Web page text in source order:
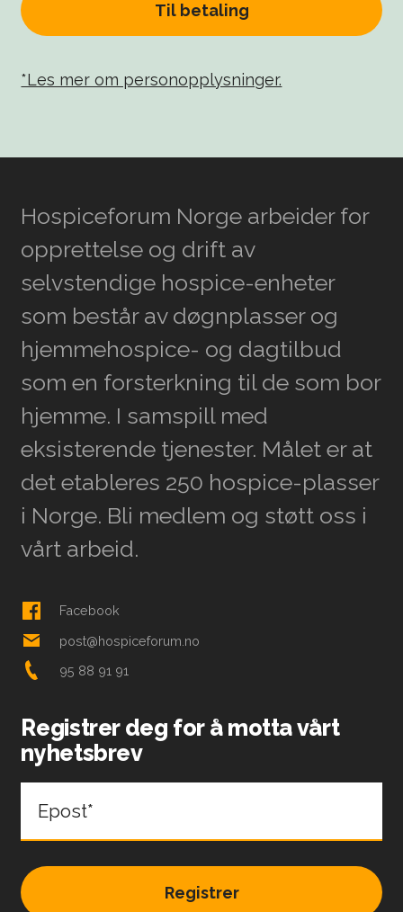
Til betaling
*Les mer om personopplysninger.
Hospiceforum Norge arbeider for
opprettelse og drift av
selvstendige hospice-enheter
som består av døgnplasser og
hjemmehospice- og dagtilbud
som en forsterkning til de som bor
hjemme. I samspill med
eksisterende tjenester. Målet er at
det etableres 250 hospice-plasser
i Norge. Bli medlem og støtt oss i
vårt arbeid.
Facebook
post@hospiceforum.no
95 88 91 91
Registrer deg for å motta vårt
nyhetsbrev
Epost*
Registrer